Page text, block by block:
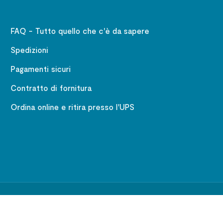
FAQ - Tutto quello che c'è da sapere
Spedizioni
Pagamenti sicuri
Contratto di fornitura
Ordina online e ritira presso l'UPS